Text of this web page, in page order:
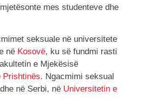
mes studenteve dhe
seksuale në universitete
në Kosovë, ku së fundmi rasti
e Mjekësisë
Prishtinës. Ngacmimi seksual
në Serbi, në Universitetin e